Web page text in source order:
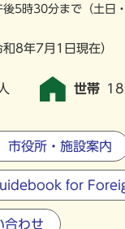
後5時30分まで （土日
和8年7月1日現在）
世帯
市役所・施設案内
for
合わせ